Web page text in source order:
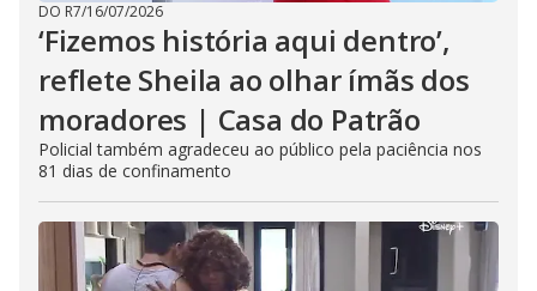
DO R7/16/07/2026
‘Fizemos história aqui dentro’,
reflete Sheila ao olhar ímãs dos
moradores | Casa do Patrão
Policial também agradeceu ao público pela paciência nos
81 dias de confinamento